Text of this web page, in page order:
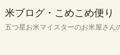
米ブログ・こめこめ便り
五つ星お米マイスターのお米屋さん